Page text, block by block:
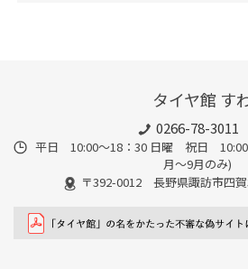
タイヤ館 す
0266-78-3011
平日 10:00〜18：30 日曜 祝日
月〜9月のみ)
〒392-0012 長野県諏訪市四